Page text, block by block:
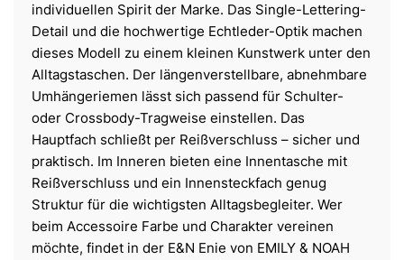
individuellen Spirit der Marke. Das Single-Lettering-
Detail und die hochwertige Echtleder-Optik machen
dieses Modell zu einem kleinen Kunstwerk unter den
Alltagstaschen. Der längenverstellbare, abnehmbare
Umhängeriemen lässt sich passend für Schulter-
oder Crossbody-Tragweise einstellen. Das
Hauptfach schließt per Reißverschluss – sicher und
praktisch. Im Inneren bieten eine Innentasche mit
Reißverschluss und ein Innensteckfach genug
Struktur für die wichtigsten Alltagsbegleiter. Wer
beim Accessoire Farbe und Charakter vereinen
möchte, findet in der E&N Enie von EMILY & NOAH